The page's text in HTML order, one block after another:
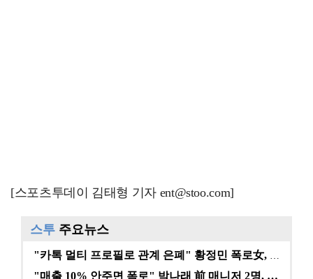
[스포츠투데이 김태형 기자 ent@stoo.com]
스투 주요뉴스
"카톡 멀티 프로필로 관계 은폐" 황정민 폭로女, 문자…
"매출 10% 안주면 폭로" 박나래 前 매니저 2명, …